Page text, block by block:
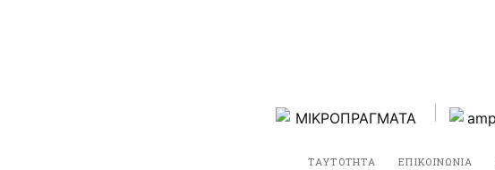
ΤΑΥΤΟΤΗΤΑ ΕΠΙΚΟΙΝΩΝΙΑ